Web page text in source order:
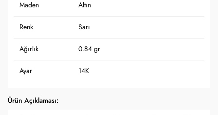
Maden Altın
Renk Sarı
Ağırlık 0.84 gr
Ayar 14K
Ürün Açıklaması: